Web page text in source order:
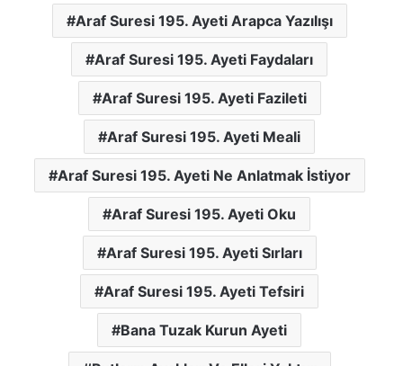
Araf Suresi 195. Ayeti Arapca Yazılışı
Araf Suresi 195. Ayeti Faydaları
Araf Suresi 195. Ayeti Fazileti
Araf Suresi 195. Ayeti Meali
Araf Suresi 195. Ayeti Ne Anlatmak İstiyor
Araf Suresi 195. Ayeti Oku
Araf Suresi 195. Ayeti Sırları
Araf Suresi 195. Ayeti Tefsiri
Bana Tuzak Kurun Ayeti